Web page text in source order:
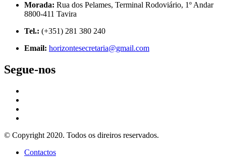
Morada: Rua dos Pelames, Terminal Rodoviário, 1º Andar
8800-411 Tavira
Tel.: (+351) 281 380 240
Email: horizontesecretaria@gmail.com
Segue-nos
© Copyright 2020. Todos os direiros reservados.
Contactos